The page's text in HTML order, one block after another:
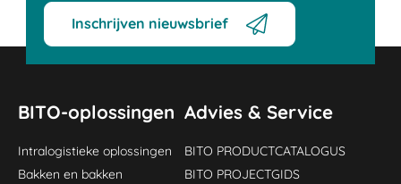
Inschrijven nieuwsbrief
BITO-oplossingen
Intralogistieke oplossingen
Bakken en bakken
Advies & Service
BITO PRODUCTCATALOGUS
BITO PROJECTGIDS